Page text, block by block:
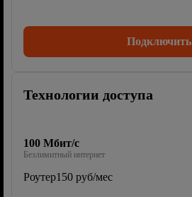
Подключить
Технологии доступа
100 Мбит/с
Безлимитный интернет
Роутер150 руб/мес